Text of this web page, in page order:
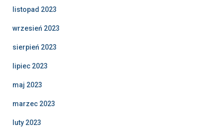
listopad 2023
wrzesień 2023
sierpień 2023
lipiec 2023
maj 2023
marzec 2023
luty 2023